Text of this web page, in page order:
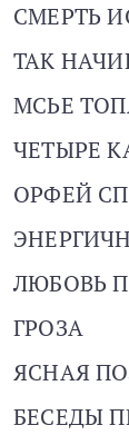
СМЕРТЬ
ТАК
МСЬЕ
ЧЕТЫРЕ
ОРФЕЙ
ЛЮБОВЬ
ГРОЗА
ЯСНАЯ
БЕСЕДЫ